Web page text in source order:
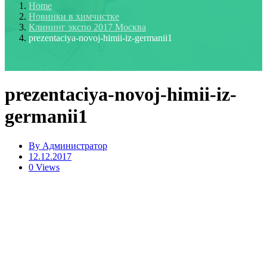
Home
Новинки в химчистке
Клининг экспо 2017 Москва
prezentaciya-novoj-himii-iz-germanii1
prezentaciya-novoj-himii-iz-
germanii1
By Администратор
12.12.2017
0 Views